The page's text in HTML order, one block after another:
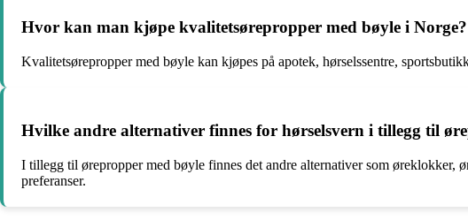
Hvor kan man kjøpe kvalitetsørepropper med bøyle i Norge?
Kvalitetsørepropper med bøyle kan kjøpes på apotek, hørselssentre,
Hvilke andre alternativer finnes for hørselsvern i tillegg til
I tillegg til ørepropper med bøyle finnes det andre alternativer som øreklokker,
preferanser.